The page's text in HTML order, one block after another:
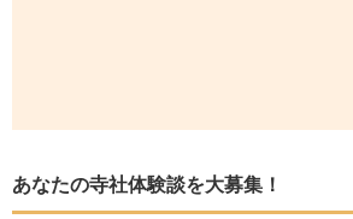
あなたの寺社体験談を大募集！